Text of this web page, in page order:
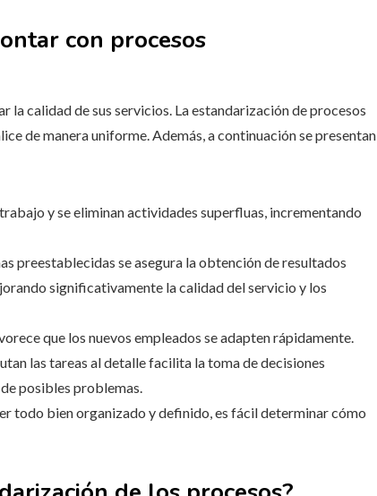
con procesos
calidad de sus servicios. La estandarización de procesos
de manera uniforme. Además, a continuación se presentan
y se eliminan actividades superfluas, incrementando
preestablecidas se asegura la obtención de resultados
significativamente la calidad del servicio y los
que los nuevos empleados se adapten rápidamente.
las tareas al detalle facilita la toma de decisiones
posibles problemas.
todo bien organizado y definido, es fácil determinar cómo